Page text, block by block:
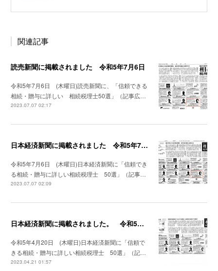
関連記事
読売新聞に掲載されました 令和5年7月6日
令和5年7月6日 (木曜日)読売新聞に、「信頼できる
相続・贈与に詳しい 相続税理士50選」（記事広…
2023.07.07 02:17
日本経済新聞に掲載されました 令和5年7月6日
令和5年7月6日 (木曜日)日本経済新聞に「信頼でき
る相続・贈与に詳しい相続税理士 50選」（記事…
2023.07.07 02:09
日本経済新聞に掲載されました。 令和5年4月20日
令和5年4月20日 (木曜日)日本経済新聞に「信頼で
きる相続・贈与に詳しい相続税理士 50選」（記…
2023.04.21 01:57